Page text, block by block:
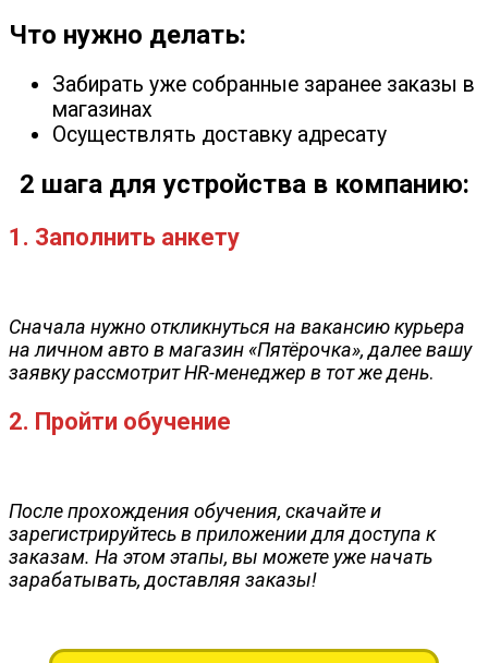
Что нужно делать:
Забирать уже собранные заранее заказы в
магазинах
Осуществлять доставку адресату
2 шага для устройства в компанию:
1. Заполнить анкету
Сначала нужно откликнуться на вакансию курьера
на личном авто в магазин «Пятёрочка», далее вашу
заявку рассмотрит HR-менеджер в тот же день.
2. Пройти обучение
После прохождения обучения, скачайте и
зарегистрируйтесь в приложении для доступа к
заказам. На этом этапы, вы можете уже начать
зарабатывать, доставляя заказы!